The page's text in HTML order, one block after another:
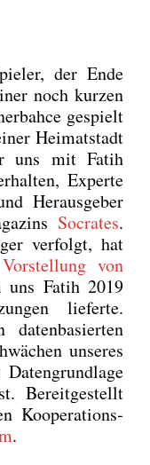
der Ende
noch kur­zen
gespielt
Hei­mat­stadt
uns mit Fatih
Exper­te
Her­aus­ge­ber
Socra­tes.
ver­folgt, hat
Vor­stel­lung von
uns Fatih 2019
lie­fer­te.
unse­res
Bereit­ge­stellt
Koope­ra­ti­ons­
.